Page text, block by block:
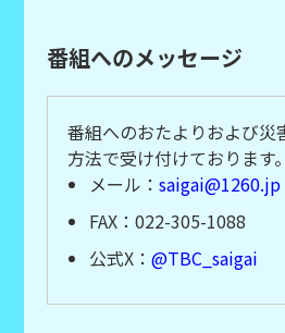
番組へのメッセージ
番組へのおたよりおよび災
方法で受け付けております。
メール： saigai@1260.jp
FAX：022-305-1088
公式X： @TBC_saigai